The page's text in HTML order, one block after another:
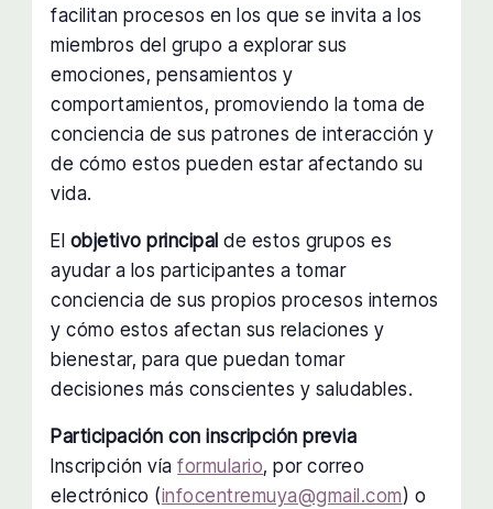
facilitan procesos en los que se invita a los
miembros del grupo a explorar sus
emociones, pensamientos y
comportamientos, promoviendo la toma de
conciencia de sus patrones de interacción y
de cómo estos pueden estar afectando su
vida.
El objetivo principal de estos grupos es
ayudar a los participantes a tomar
conciencia de sus propios procesos internos
y cómo estos afectan sus relaciones y
bienestar, para que puedan tomar
decisiones más conscientes y saludables.
Participación con inscripción previa
Inscripción víaformulario, por correo
electrónico (infocentremuya@gmail.com) o